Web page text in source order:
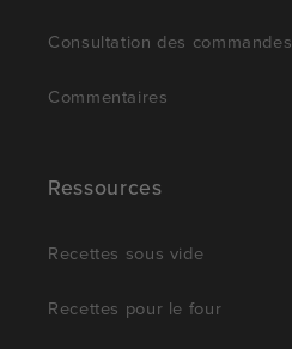
Consultation des commandes
Commentaires
Ressources
Recettes sous vide
Recettes pour le four